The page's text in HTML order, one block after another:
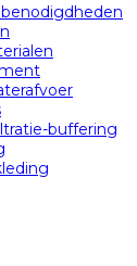
buffering